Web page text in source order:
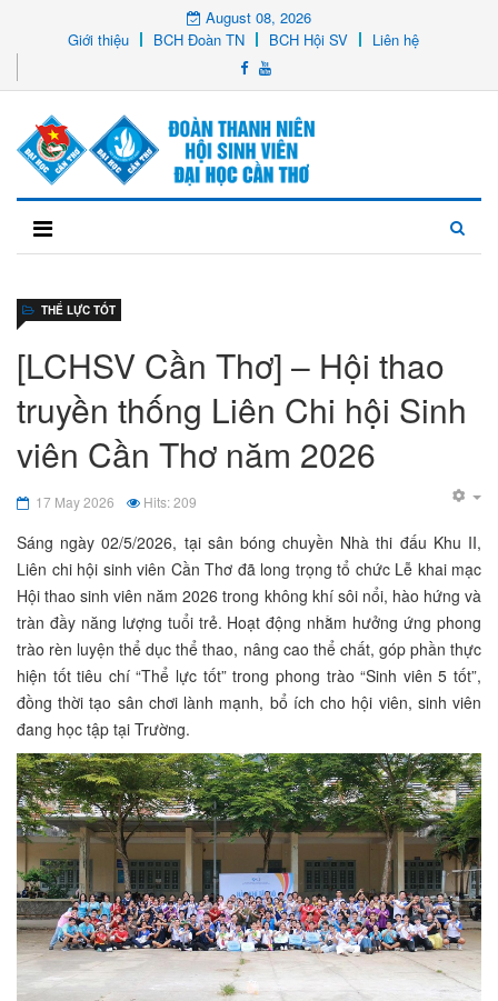
August 08, 2026
Giới thiệu
BCH Đoàn TN BCH Hội SV Liên hệ
[LCHSV Cần Thơ] – Hội thao
truyền thống Liên Chi hội Sinh
viên Cần Thơ năm 2026
THỂ LỰC TỐT
17 May 2026 Hits: 209
Sáng ngày 02/5/2026, tại sân bóng chuyền Nhà thi đấu Khu II,
Liên chi hội sinh viên Cần Thơ đã long trọng tổ chức Lễ khai mạc
Hội thao sinh viên năm 2026 trong không khí sôi nổi, hào hứng và
tràn đầy năng lượng tuổi trẻ. Hoạt động nhằm hưởng ứng phong
trào rèn luyện thể dục thể thao, nâng cao thể chất, góp phần thực
hiện tốt tiêu chí “Thể lực tốt” trong phong trào “Sinh viên 5 tốt”,
đồng thời tạo sân chơi lành mạnh, bổ ích cho hội viên, sinh viên
đang học tập tại Trường.